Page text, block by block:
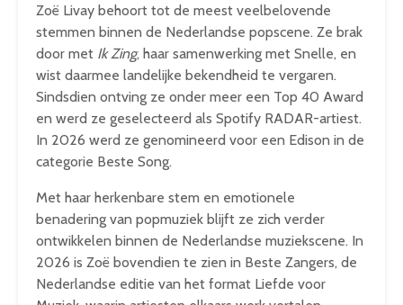
Zoë Livay behoort tot de meest veelbelovende
stemmen binnen de Nederlandse popscene. Ze brak
door met Ik Zing, haar samenwerking met Snelle, en
wist daarmee landelijke bekendheid te vergaren.
Sindsdien ontving ze onder meer een Top 40 Award
en werd ze geselecteerd als Spotify RADAR-artiest.
In 2026 werd ze genomineerd voor een Edison in de
categorie Beste Song.
Met haar herkenbare stem en emotionele
benadering van popmuziek blijft ze zich verder
ontwikkelen binnen de Nederlandse muziekscene. In
2026 is Zoë bovendien te zien in Beste Zangers, de
Nederlandse editie van het format Liefde voor